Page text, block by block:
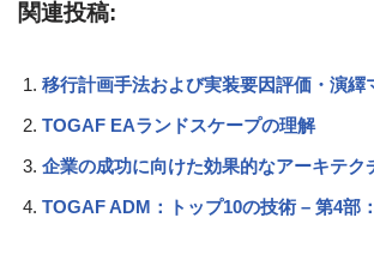
関連投稿:
移行計画手法および実装要因評価・演繹
TOGAF EAランドスケープの理解
企業の成功に向けた効果的なアーキテク
TOGAF ADM：トップ10の技術 – 第4部